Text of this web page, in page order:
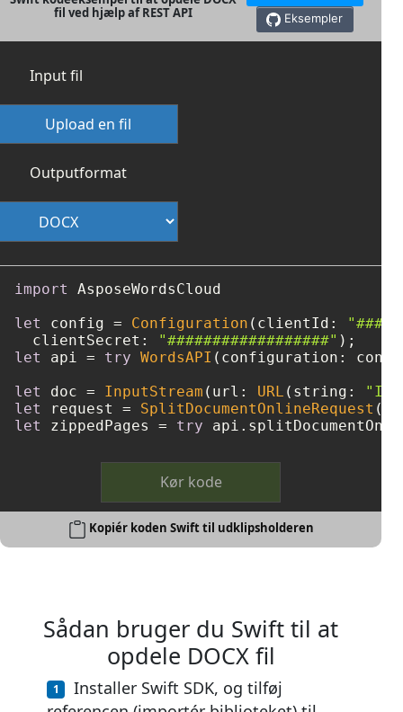
fil ved hjælp af REST API
Eksempler
Input fil
Upload en fil
Outputformat
import
AsposeWordsCloud
let
config = Configuration (clientId:
  clientSecret:
"##################"
let
api = try WordsAPI (configuration:
let
doc = InputStream (url: URL (string:
let
request = SplitDocumentOnlineRequest
let
zippedPages = try
Kør kode
Kopiér koden Swift til udklipsholderen
Sådan bruger du Swift til at
opdele DOCX fil
Installer Swift SDK, og tilføj